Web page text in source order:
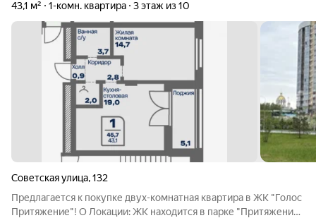
43,1 м² 1-комн. квартира 3 этаж из 10
Советская улица,132
Предлагается к покупке двух-комнатная квартира в ЖК "Голос
Притяжение"! О Локации: ЖК находится в парке "Притяжение"